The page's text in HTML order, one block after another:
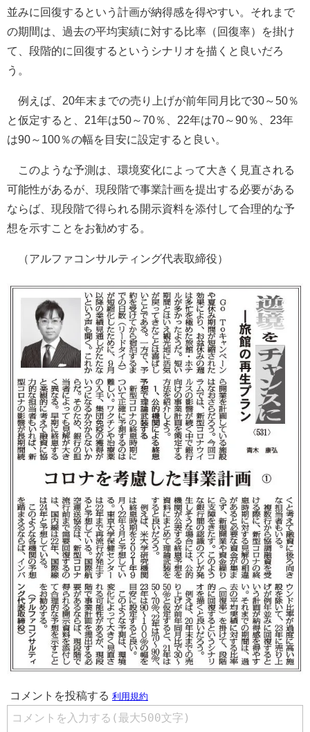
並みに回復するという計画が納得感を得やすい。それまで
の期間は、過去の平均実績に対する比率（回復率）を掛け
て、段階的に回復するというシナリオを描くと良いだろ
う。
例えば、20年末までの売り上げが前年同月比で30～50％
と仮定すると、21年は50～70％、22年は70～90％、23年
は90～100％の幅を目安に設定すると良い。
このような予測は、環境変化によって大きく見直される
可能性があるが、現段階で事業計画を提出する必要がある
ならば、現段階で得られる開示資料を添付して合理的な予
想を示すことをお勧めする。
（アルファコンサルティング代表取締役）